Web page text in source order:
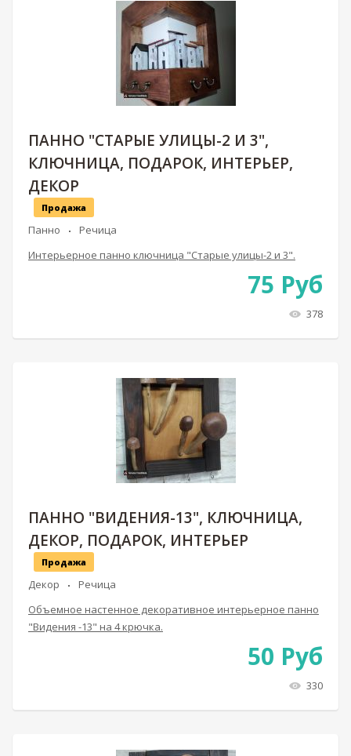
ПАННО "СТАРЫЕ УЛИЦЫ-2 И 3",
КЛЮЧНИЦА, ПОДАРОК, ИНТЕРЬЕР,
ДЕКОР
Продажа
Панно
Речица
Интерьерное панно ключница "Старые улицы-2 и 3".
75 Руб
378
ПАННО "ВИДЕНИЯ-13", КЛЮЧНИЦА,
ДЕКОР, ПОДАРОК, ИНТЕРЬЕР
Продажа
Декор
Речица
Объемное настенное декоративное интерьерное панно
"Видения -13" на 4 крючка.
50 Руб
330